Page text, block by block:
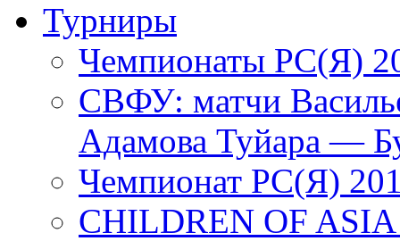
Турниры
Чемпионаты РС(Я)
СВФУ: матчи
Адамова Туйара —
Чемпионат РС(Я)
CHILDREN OF